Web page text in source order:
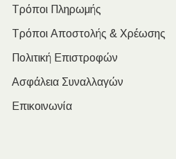
Τρόποι Πληρωμής
Τρόποι Αποστολής & Χρέωσης
Πολιτική Επιστροφών
Ασφάλεια Συναλλαγών
Επικοινωνία